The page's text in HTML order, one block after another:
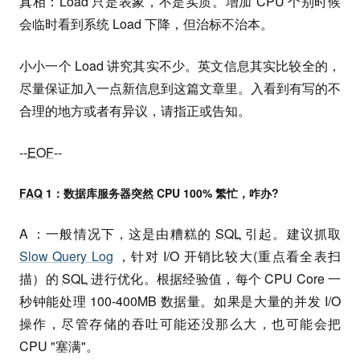
会临时看到系统 Load 下降，但治标不治本。
小小一个 Load 讲究其实不少。英文信息其实比较全的，
尽量保证加入一点新信息到这篇文章里。入看到有写的不
合理的地方或者有异议，请指正或告知。
--EOF--
FAQ 1：数据库服务器突然 CPU 100% 繁忙，咋办?
A ：一般情况下，这是由糟糕的SQL 引起。建议抓取
Slow Query Log ，针对 I/O 开销比较大(重点看全表扫
描）的SQL进行优化。根据经验值，每个 CPU Core 一
秒钟能处理 100-400MB 数据量。如果是大量的并发 I/O
操作，尽管存储的吞吐可能还没那么大，也可能会把
CPU "塞满"。